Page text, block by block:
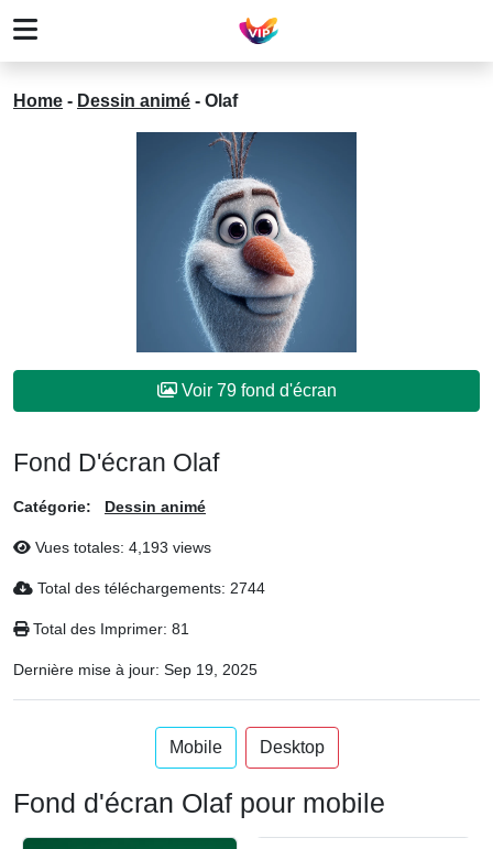
Home - Dessin animé - Olaf
Voir 79 fond d'écran
Fond D'écran Olaf
Catégorie: Dessin animé
Vues totales: 4,193 views
Total des téléchargements: 2744
Total des Imprimer: 81
Dernière mise à jour: Sep 19, 2025
Mobile Desktop
Fond d'écran Olaf pour mobile